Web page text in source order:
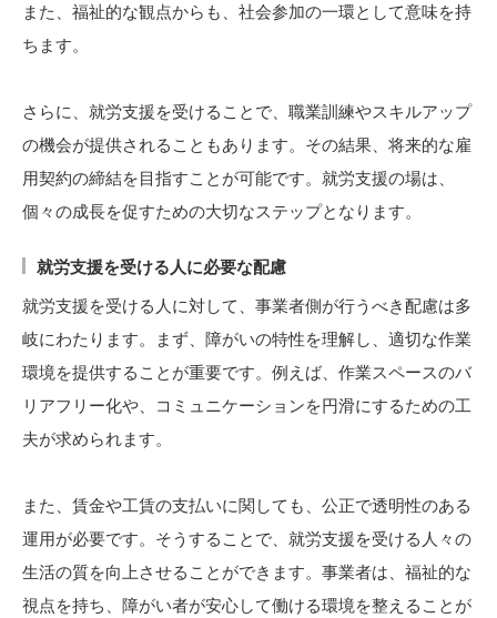
また、福祉的な観点からも、社会参加の一環として意味を持
ちます。
さらに、就労支援を受けることで、職業訓練やスキルアップ
の機会が提供されることもあります。その結果、将来的な雇
用契約の締結を目指すことが可能です。就労支援の場は、
個々の成長を促すための大切なステップとなります。
就労支援を受ける人に必要な配慮
就労支援を受ける人に対して、事業者側が行うべき配慮は多
岐にわたります。まず、障がいの特性を理解し、適切な作業
環境を提供することが重要です。例えば、作業スペースのバ
リアフリー化や、コミュニケーションを円滑にするための工
夫が求められます。
また、賃金や工賃の支払いに関しても、公正で透明性のある
運用が必要です。そうすることで、就労支援を受ける人々の
生活の質を向上させることができます。事業者は、福祉的な
視点を持ち、障がい者が安心して働ける環境を整えることが